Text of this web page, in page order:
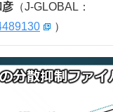
彦 （J-GLOBAL：
）